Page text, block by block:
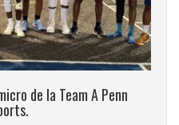
de la Team A Penn